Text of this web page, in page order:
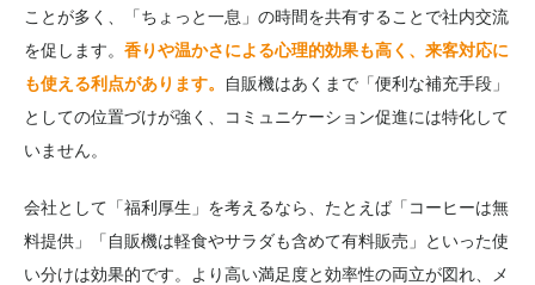
ことが多く、「ちょっと一息」の時間を共有することで社内交流
を促します。 香りや温かさによる心理的効果も高く、来客対応に
も使える利点があります。
自販機はあくまで「便利な補充手段」
としての位置づけが強く、コミュニケーション促進には特化して
いません。
会社として「福利厚生」を考えるなら、たとえば「コーヒーは無
料提供」「自販機は軽食やサラダも含めて有料販売」といった使
い分けは効果的です。より高い満足度と効率性の両立が図れ、メ